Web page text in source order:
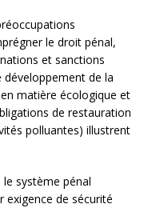
le droit pénal,
et sanctions
de la
matière écologique et
de restauration
polluantes) illustrent
système pénal
exigence de sécurité